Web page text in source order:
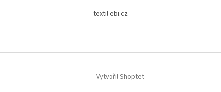
í
textil-ebi.cz
Vytvořil Shoptet